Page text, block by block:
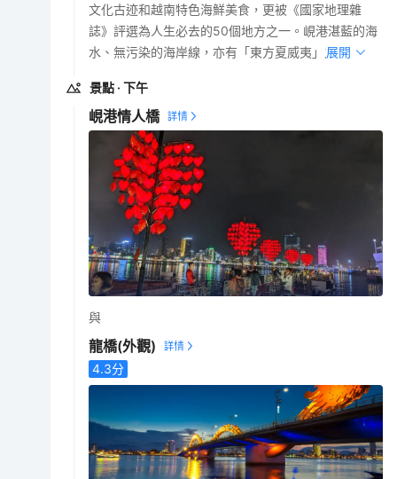
文化古迹和越南特色海鮮美食，更被《國家地理雜
誌》評選為人生必去的50個地方之一。峴港湛藍的海
水、無污染的海岸線，亦有「東方夏威夷」之稱。
展開
景點 · 下午
峴港情人橋
與
龍橋(外觀)
4.3分